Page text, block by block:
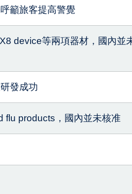
籲旅客提高警覺
device等兩項器材，國內並
發成功
flu products，國內並未核准